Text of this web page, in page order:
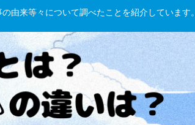
由来等々について調べたことを紹介しています。